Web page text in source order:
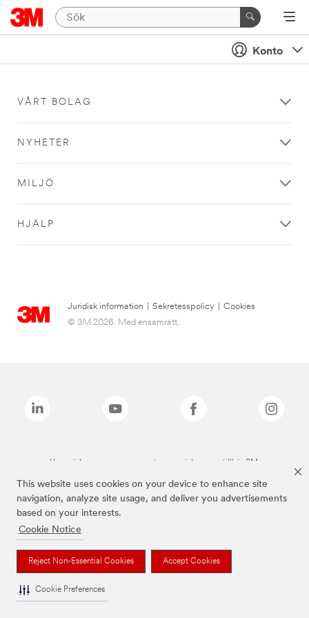
This website uses cookies on your device to enhance site
navigation, analyze site usage, and deliver you advertisements
based on your interests.
Cookie Notice
Reject Non-Essential Cookies Accept Cookies
Cookie Preferences
Konto
VÅRT BOLAG
NYHETER
MILJÖ
HJÄLP
Juridisk information Sekretesspolicy
Cookies
© 3M 2026. Med ensamrätt.
Varumärken som anges ovan är varumärken som tillhör 3M.